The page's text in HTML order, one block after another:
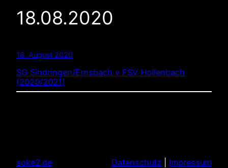
18.08.2020
18. August 2020
SG Sindringen/Ernsbach v FSV Hollenbach
(2020/2021)
soke2.de Datenschutz Impressum